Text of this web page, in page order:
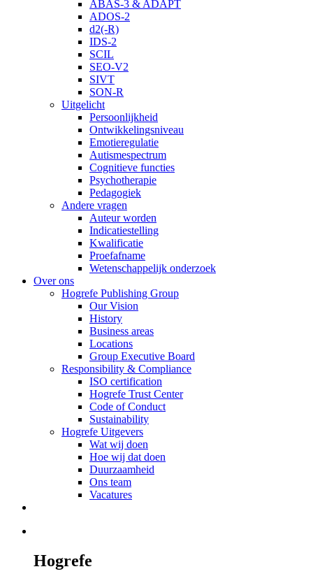
ABAS-3 & ADAPT
ADOS-2
d2(-R)
IDS-2
SCIL
SEO-V2
SIVT
SON-R
Uitgelicht
Persoonlijkheid
Ontwikkelingsniveau
Emotieregulatie
Autismespectrum
Cognitieve functies
Psychotherapie
Pedagogiek
Andere vragen
Auteur worden
Indicatiestelling
Kwalificatie
Proefafname
Wetenschappelijk onderzoek
Over ons
Hogrefe Publishing Group
Our Vision
History
Business areas
Locations
Group Executive Board
Responsibility & Compliance
ISO certification
Hogrefe Trust Center
Code of Conduct
Sustainability
Hogrefe Uitgevers
Wat wij doen
Hoe wij dat doen
Duurzaamheid
Ons team
Vacatures
Hogrefe